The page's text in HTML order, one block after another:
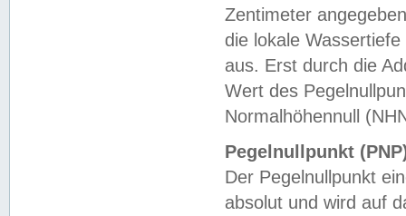
Zentimeter
die lokale
aus. Erst durch die
Wert des
Normalhöhennull
Pegelnullpunkt
Der Pegelnullpunkt
absolut und wird auf